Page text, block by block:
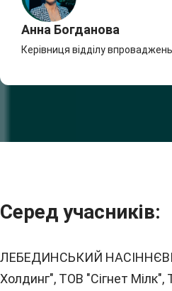
Анна Богданова
Керівниця відділу
Серед учасників:
ЛЕБЕДИНСЬКИЙ
Холдинг", ТОВ "Сігнет